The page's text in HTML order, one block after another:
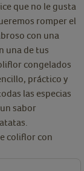
que no le gusta
romper el
con una
una de tus
congelados
práctico y
las especias
sabor
coliflor con